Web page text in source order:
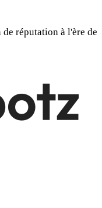
réputation à l'ère de